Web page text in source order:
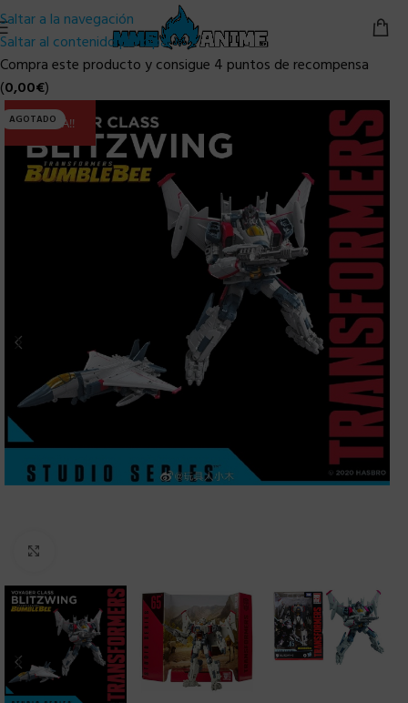
Saltar a la navegación
Saltar al contenido principal
Compra este producto y consigue 4 puntos de recompensa
(0,00€)
AGOTADO
ULTIMA!!